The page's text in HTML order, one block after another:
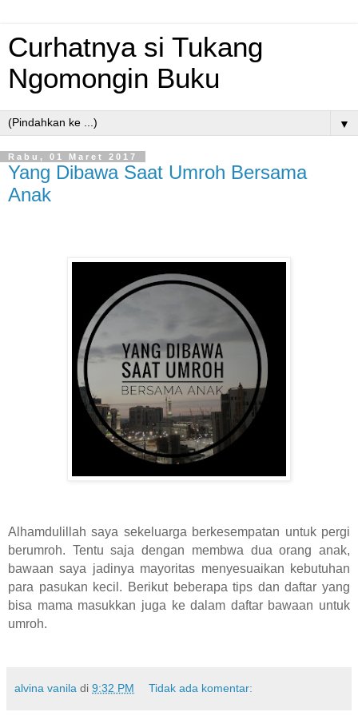
Curhatnya si Tukang
Ngomongin Buku
▼
Rabu, 01 Maret 2017
Yang Dibawa Saat Umroh Bersama
Anak
Alhamdulillah saya sekeluarga berkesempatan untuk pergi
berumroh. Tentu saja dengan membwa dua orang anak,
bawaan saya jadinya mayoritas menyesuaikan kebutuhan
para pasukan kecil. Berikut beberapa tips dan daftar yang
bisa mama masukkan juga ke dalam daftar bawaan untuk
umroh.
alvina vanila di 9:32 PM Tidak ada komentar: